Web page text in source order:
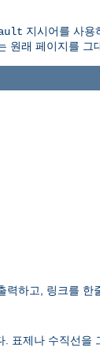
지시어를 사용
원래 페이지를 그
하고, 링크를 한
표제나 수직선을